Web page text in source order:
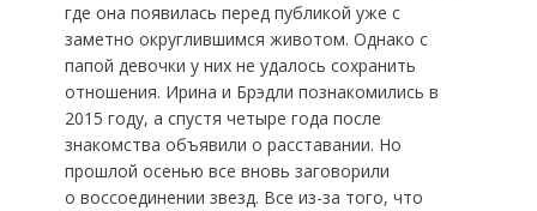
где она появилась перед публикой уже с
заметно округлившимся животом. Однако с
папой девочки у них не удалось сохранить
отношения. Ирина и Брэдли познакомились в
2015 году, а спустя четыре года после
знакомства объявили о расставании. Но
прошлой осенью все вновь заговорили
о воссоединении звезд. Все из-за того, что